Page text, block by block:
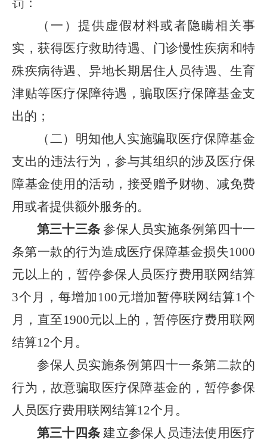
罚：
（一）提供虚假材料或者隐瞒相关事
实，获得医疗救助待遇、门诊慢性疾病和特
殊疾病待遇、异地长期居住人员待遇、生育
津贴等医疗保障待遇，骗取医疗保障基金支
出的；
（二）明知他人实施骗取医疗保障基金
支出的违法行为，参与其组织的涉及医疗保
障基金使用的活动，接受赠予财物、减免费
用或者提供额外服务的。
第三十三条 参保人员实施条例第四十一
条第一款的行为造成医疗保障基金损失1000
元以上的，暂停参保人员医疗费用联网结算
3个月，每增加100元增加暂停联网结算1个
月，直至1900元以上的，暂停医疗费用联网
结算12个月。
参保人员实施条例第四十一条第二款的
行为，故意骗取医疗保障基金的，暂停参保
人员医疗费用联网结算12个月。
第三十四条 建立参保人员违法使用医疗